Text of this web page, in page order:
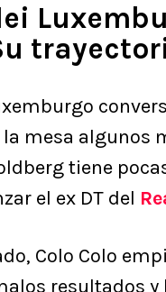
la mesa algunos
tiene
el ex DT del
Colo Colo
resultados